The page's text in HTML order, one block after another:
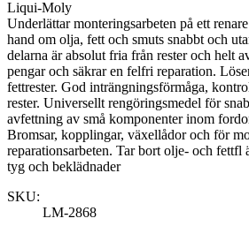
Liqui-Moly
Underlättar monteringsarbeten på ett
hand om olja, fett och smuts snabbt och
delarna är absolut fria från rester och helt
pengar och säkrar en felfri reparation.
fettrester. God inträngningsförmåga,
rester. Universellt rengöringsmedel för
avfettning av små komponenter inom
Bromsar, kopplingar, växellådor och för
reparationsarbeten. Tar bort olje- och fettfl
tyg och beklädnader
SKU:
LM-2868